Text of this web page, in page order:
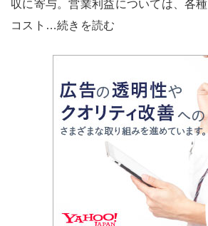
収に寄与。営業利益については、各種
コスト…続きを読む